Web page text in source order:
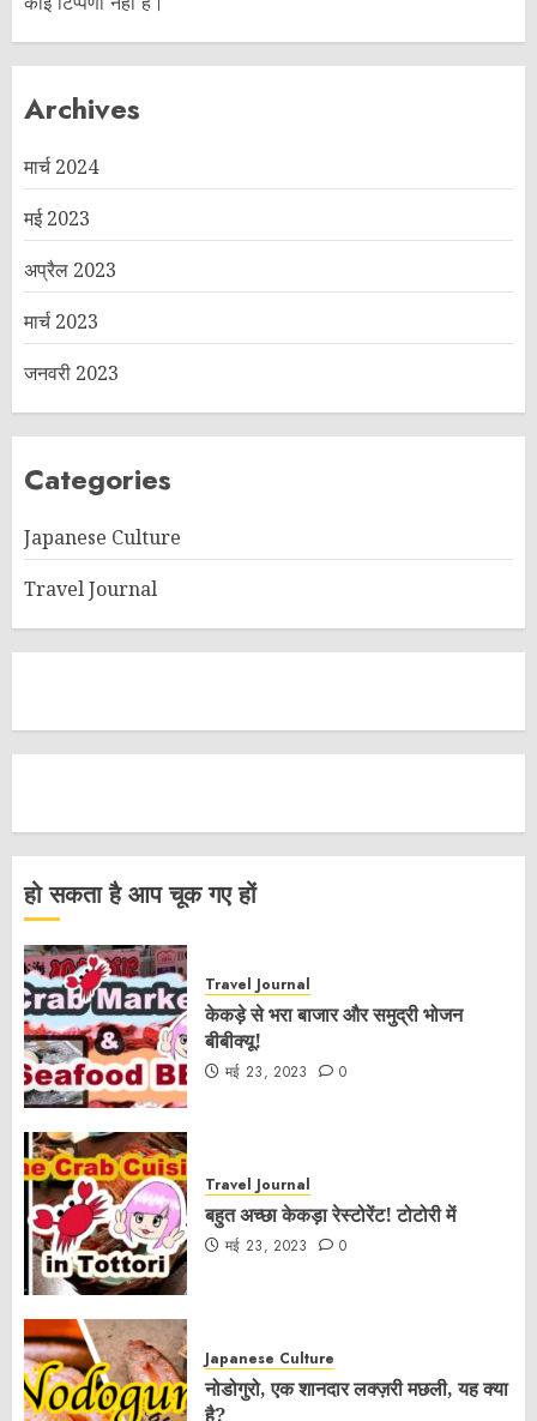
Archives
मार्च 2024
मई 2023
अप्रैल 2023
मार्च 2023
जनवरी 2023
Categories
Japanese Culture
Travel Journal
हो सकता है आप चूक गए हों
Travel Journal
केकड़े से भरा बाजार और समुद्री भोजन
बीबीक्यू!
मई 23, 2023 0
Travel Journal
बहुत अच्छा केकड़ा रेस्टोरेंट! टोटोरी में
मई 23, 2023 0
Japanese Culture
नोडोगुरो, एक शानदार लक्ज़री मछली, यह क्या
है?